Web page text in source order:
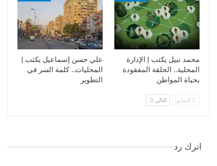
علي حسن إسماعيل يكتب |
المحليات.. كلمة السر في
التطوير​
محمد نبيل يكتب | الإدارة
المحلية.. الحلقة المفقودة
بحياة المواطن
السابق التالي
اترك رد